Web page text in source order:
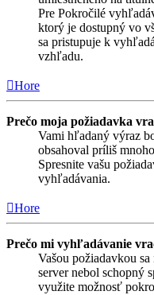
Pre Pokročilé
ktorý je dostupný vo
sa pristupuje k
vzhľadu.
Hore
Prečo moja požiadavka
Vami hľadaný výraz
obsahoval príliš
Spresnite vašu
vyhľadávania.
Hore
Prečo mi vyhľadávanie
Vašou požiadavkou
server nebol schopný
využite možnosť